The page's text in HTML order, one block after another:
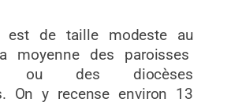
est de taille modeste au
moyenne des paroisses
ou des diocèses
On y recense environ 13